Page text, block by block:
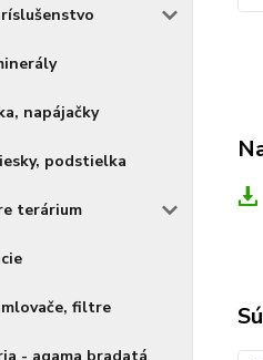
napájačky
podstielka
terárium
filtre
- agama bradatá